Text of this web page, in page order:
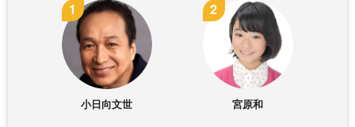
小日向文世 宮原和